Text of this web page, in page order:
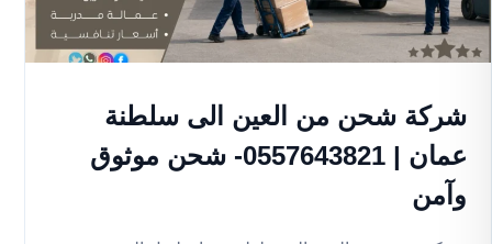
شركة شحن من العين الى سلطنة
عمان | 0557643821- شحن موثوق
وآمن